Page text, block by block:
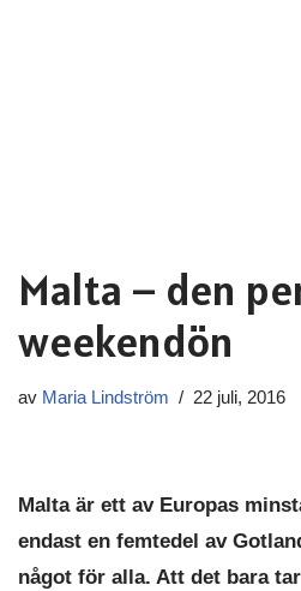
Malta – den
weekendön
av Maria Lindström 22 juli, 2016
Malta är ett av Europas
endast en femtedel av
något för alla. Att det bara